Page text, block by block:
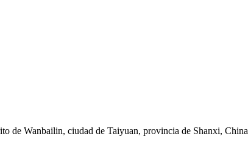
de Wanbailin, ciudad de Taiyuan, provincia de Shanxi, China